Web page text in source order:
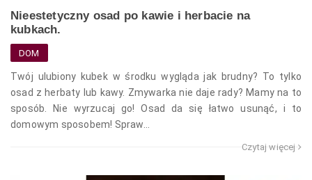
Nieestetyczny osad po kawie i herbacie na
kubkach.
DOM
Twój ulubiony kubek w środku wygląda jak brudny? To tylko
osad z herbaty lub kawy. Zmywarka nie daje rady? Mamy na to
sposób. Nie wyrzucaj go! Osad da się łatwo usunąć, i to
domowym sposobem! Spraw...
Czytaj więcej